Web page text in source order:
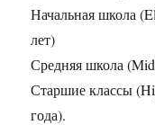
Начальная школа
лет)
Средняя школа
Старшие классы
года).